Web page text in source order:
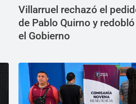
Villarruel rechazó el
de Pablo Quirno y
el Gobierno